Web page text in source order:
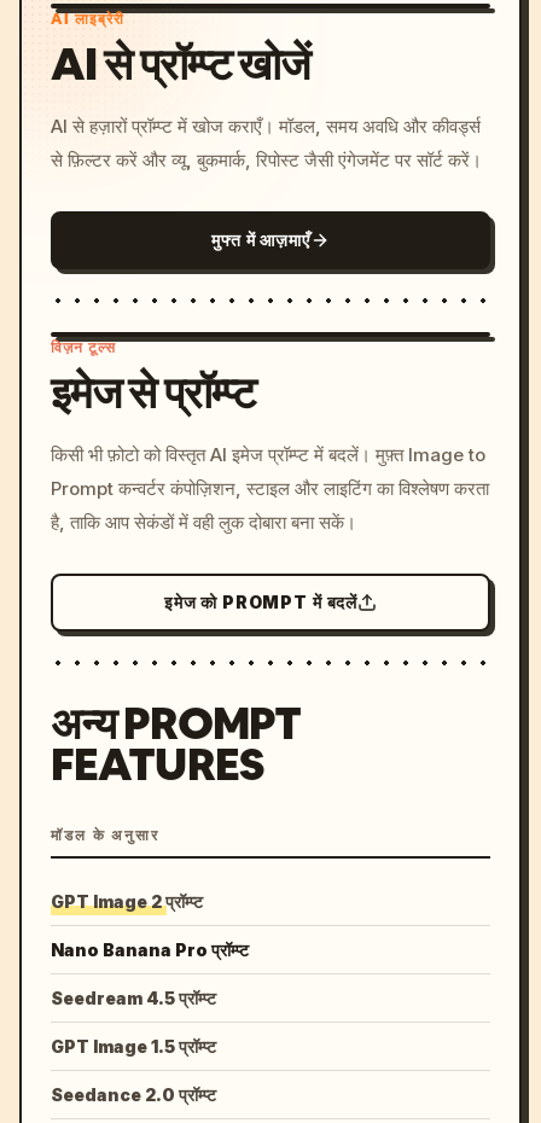
AI लाइब्रेरी
AI से प्रॉम्प्ट खोजें
AI से हज़ारों प्रॉम्प्ट में खोज कराएँ। मॉडल, समय अवधि और कीवर्ड्स
से फ़िल्टर करें और व्यू, बुकमार्क, रिपोस्ट जैसी एंगेजमेंट पर सॉर्ट करें।
मुफ्त में आज़माएँ
c, cyberpunk sunset, neon
colors, 8k --v 6.0
विज़न टूल्स
इमेज से प्रॉम्प्ट
किसी भी फ़ोटो को विस्तृत AI इमेज प्रॉम्प्ट में बदलें। मुफ़्त Image to
Prompt कन्वर्टर कंपोज़िशन, स्टाइल और लाइटिंग का विश्लेषण करता
है, ताकि आप सेकंडों में वही लुक दोबारा बना सकें।
इमेज को PROMPT में बदलें
अन्य PROMPT
FEATURES
मॉडल के अनुसार
GPT Image 2 प्रॉम्प्ट
Nano Banana Pro प्रॉम्प्ट
Seedream 4.5 प्रॉम्प्ट
GPT Image 1.5 प्रॉम्प्ट
Seedance 2.0 प्रॉम्प्ट